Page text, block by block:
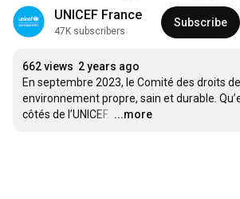
UNICEF France
47K subscribers
Subscribe
662 views 2 years ago
En septembre 2023, le Comité des droits
environnement propre, sain et durable.
côtés de l’UNICEF. …
...more